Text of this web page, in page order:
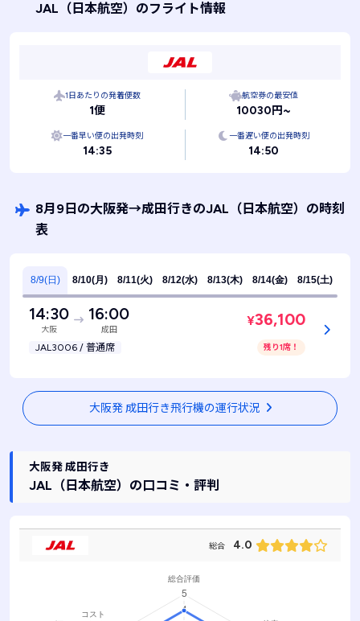
JAL （日本航空） のフライト情報
1日あたりの発着便数
1便
航空券の最安値
10030円~
一番早い便の出発時刻
14:35
一番遅い便の出発時刻
14:50
8月9日の大阪発→成田行きのJAL （日本航空） の時刻
表
8/9(日) 8/10(月) 8/11(火) 8/12(水) 8/13(木) 8/14(金) 8/15(土)
14:30
大阪
16:00
成田
JAL3006 / 普通席
¥36,100
残り1席！
大阪発 成田行き飛行機の運行状況
大阪発 成田行き
JAL （日本航空） の口コミ・評判
総合 4.0